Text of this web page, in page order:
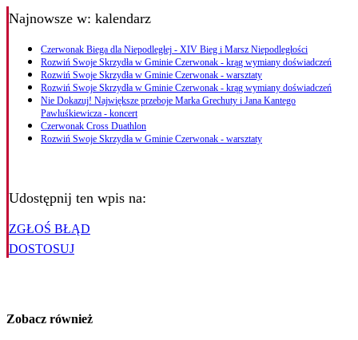
Najnowsze w: kalendarz
Czerwonak Biega dla Niepodległej - XIV Bieg i Marsz Niepodległości
Rozwiń Swoje Skrzydła w Gminie Czerwonak - krąg wymiany doświadczeń
Rozwiń Swoje Skrzydła w Gminie Czerwonak - warsztaty
Rozwiń Swoje Skrzydła w Gminie Czerwonak - krąg wymiany doświadczeń
Nie Dokazuj! Największe przeboje Marka Grechuty i Jana Kantego
Pawluśkiewicza - koncert
Czerwonak Cross Duathlon
Rozwiń Swoje Skrzydła w Gminie Czerwonak - warsztaty
Udostępnij ten wpis na:
ZGŁOŚ BŁĄD
DOSTOSUJ
Zobacz również